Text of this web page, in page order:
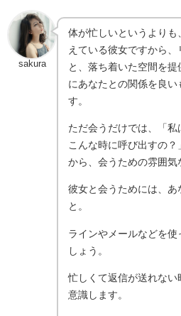
sakura
体が忙しいというより
えている彼女ですから、
と、落ち着いた空間を
にあなたとの関係を良い
す。
ただ会うだけでは、「
こんな時に呼び出すの
から、会うための雰囲気
彼女と会うためには、あ
と。
ラインやメールなどを使
しょう。
忙しくて返信が送れな
意識します。